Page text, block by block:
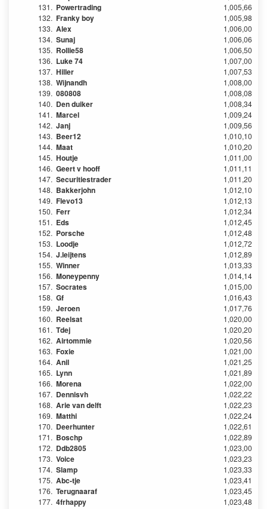
131. Powertrading
1,005,66
132. Franky boy
1,005,98
133. Alex
1,006,00
134. Sunaj
1,006,06
135. Rollie58
1,006,50
136. Luke 74
1,007,00
137. Hiller
1,007,53
138. Wijnandh
1,008,00
139. 080808
1,008,08
140. Den duiker
1,008,34
141. Marcel
1,009,24
142. Janj
1,009,56
143. Beer12
1,010,10
144. Maat
1,010,20
145. Houtje
1,011,00
146. Geert v hooff
1,011,11
147. Securitiestrader
1,011,20
148. Bakkerjohn
1,012,10
149. Flevo13
1,012,13
150. Ferr
1,012,34
151. Eds
1,012,45
152. Porsche
1,012,48
153. Loodje
1,012,72
154. J.leijtens
1,012,89
155. Winner
1,013,33
156. Moneypenny
1,014,14
157. Socrates
1,015,00
158. Gf
1,016,43
159. Jeroen
1,017,76
160. Reelsat
1,020,00
161. Tdej
1,020,20
162. Airtommie
1,020,56
163. Foxie
1,021,00
164. Anil
1,021,25
165. Lynn
1,021,89
166. Morena
1,022,00
167. Dennisvh
1,022,22
168. Arie van delft
1,022,23
169. Matthi
1,022,24
170. Deerhunter
1,022,61
171. Boschp
1,022,89
172. Ddb2805
1,023,00
173. Voice
1,023,23
174. Slamp
1,023,33
175. Abc-tje
1,023,41
176. Terugnaaraf
1,023,45
177. 4frhappy
1,023,48